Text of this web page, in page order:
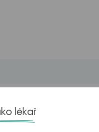
- je tomu asi před 3 měsíci
lékař